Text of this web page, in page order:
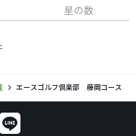
星の数
エースゴルフ倶楽部 藤岡コース